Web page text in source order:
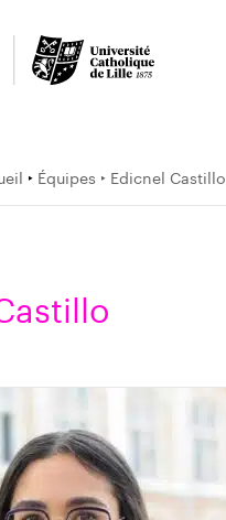
‣ Équipes ‣ Edicnel Castillo